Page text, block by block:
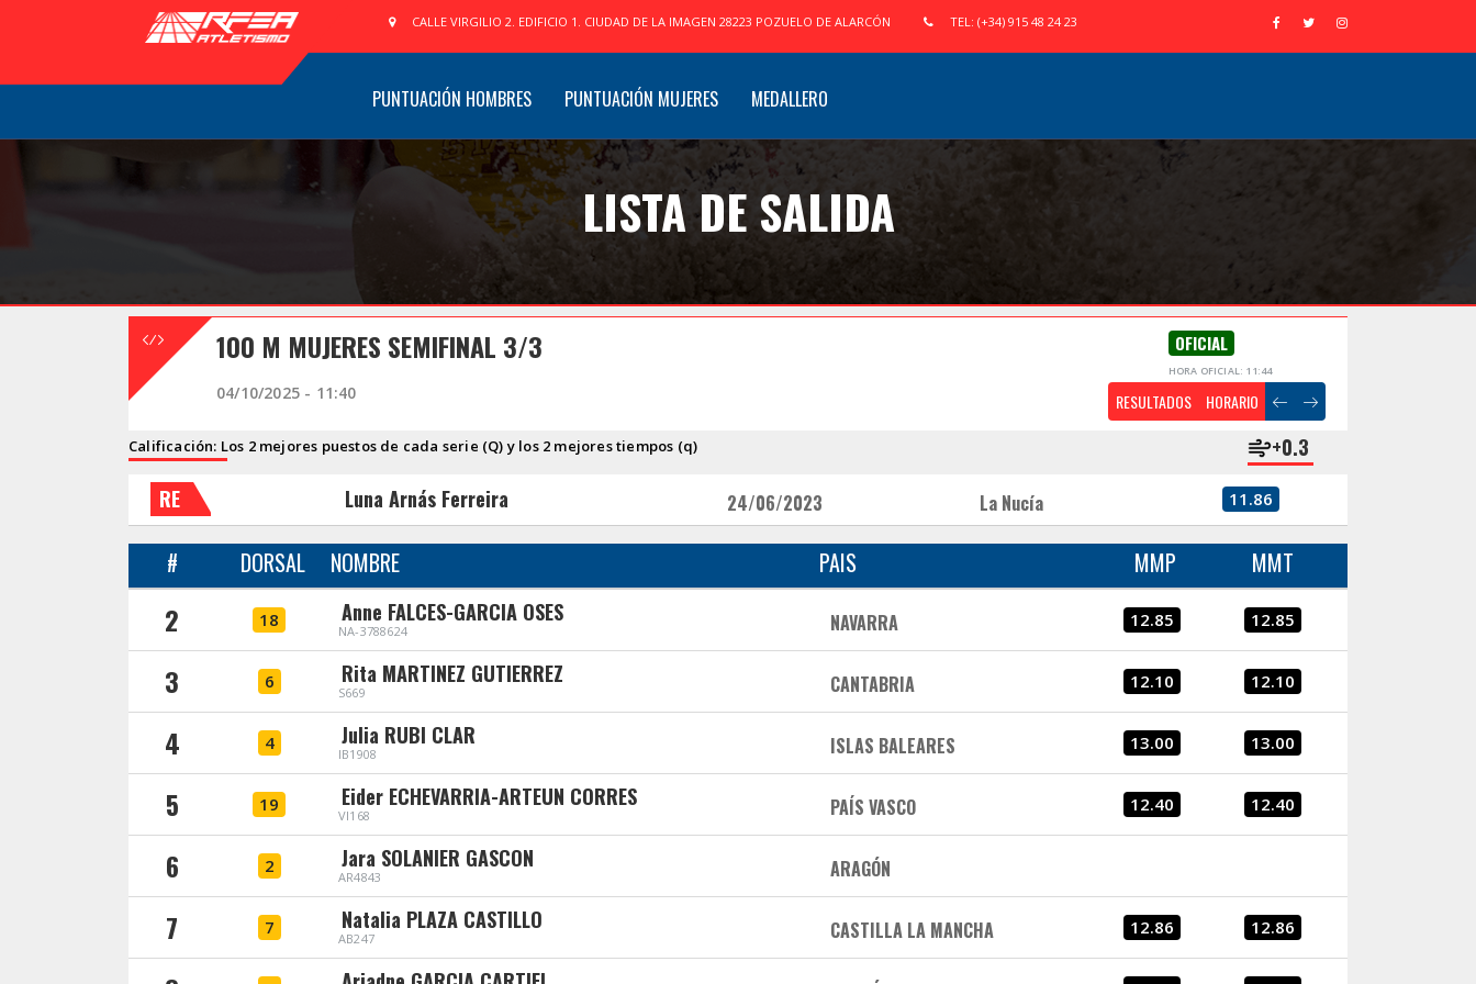
CALLE VIRGILIO 2. EDIFICIO 1. CIUDAD DE LA IMAGEN 28223 POZUELO DE ALARCÓN TEL: (+34) 915 48 24 23
PUNTUACIÓN HOMBRES PUNTUACIÓN MUJERES MEDALLERO
LISTA DE SALIDA
100 M MUJERES SEMIFINAL 3/3 OFICIAL
HORA OFICIAL: 11:44
04/10/2025 - 11:40 RESULTADOS HORARIO
Calificación: Los 2 mejores puestos de cada serie (Q) y los 2 mejores tiempos (q)
+0.3
RE
Luna Arnás Ferreira 24/06/2023 La Nucía 11.86
# DORSAL NOMBRE PAIS MMP MMT
2 18 Anne FALCES-GARCIA OSES
NA-3788624 NAVARRA 12.85 12.85
3 6 Rita MARTINEZ GUTIERREZ
S669 CANTABRIA 12.10 12.10
4 4 Julia RUBI CLAR
IB1908 ISLAS BALEARES 13.00 13.00
5 19 Eider ECHEVARRIA-ARTEUN CORRES
VI168 PAÍS VASCO 12.40 12.40
6 2 Jara SOLANIER GASCON
AR4843 ARAGÓN
7 7 Natalia PLAZA CASTILLO
AB247 CASTILLA LA MANCHA 12.86 12.86